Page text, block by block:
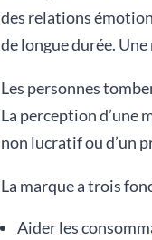
des relations
de longue durée.
Les personnes
La perception d’une
non lucratif ou d’un
La marque a trois
Aider les